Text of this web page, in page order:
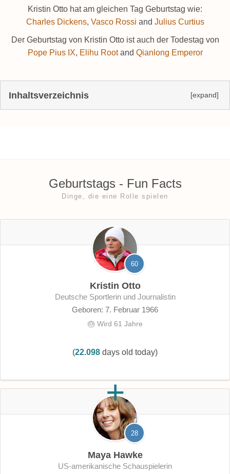
Kristin Otto hat am gleichen Tag Geburtstag wie:
Charles Dickens, Vasco Rossi and Julius Curtius
Der Geburtstag von Kristin Otto ist auch der Todestag von
Pope Pius IX, Elihu Rootand Qianlong Emperor
Inhaltsverzeichnis [expand]
Geburtstags ‐ Fun Facts
Dinge, die eine Rolle spielen
60
Kristin Otto
deutsche Sportlerin und Journalistin
Geboren: 7. Februar 1966
🎂 Wird 61 Jahre
(22.098 days old today)
28
Maya Hawke
US-amerikanische Schauspielerin